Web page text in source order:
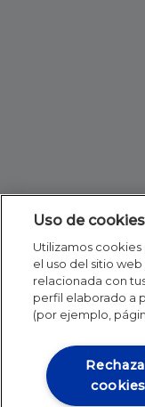
Uso de cookies
Utilizamos
el uso del sitio
relacionada con
perfil elaborado a
(por ejemplo,
cookies